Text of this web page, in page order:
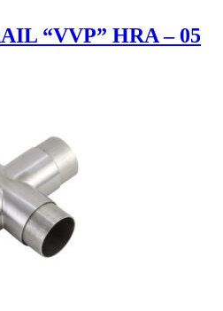
“VVP” HRA – 05